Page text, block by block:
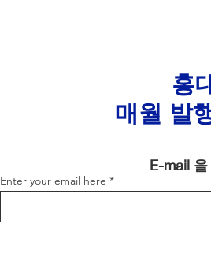
홍
매월 발
E-mail
Enter your email here